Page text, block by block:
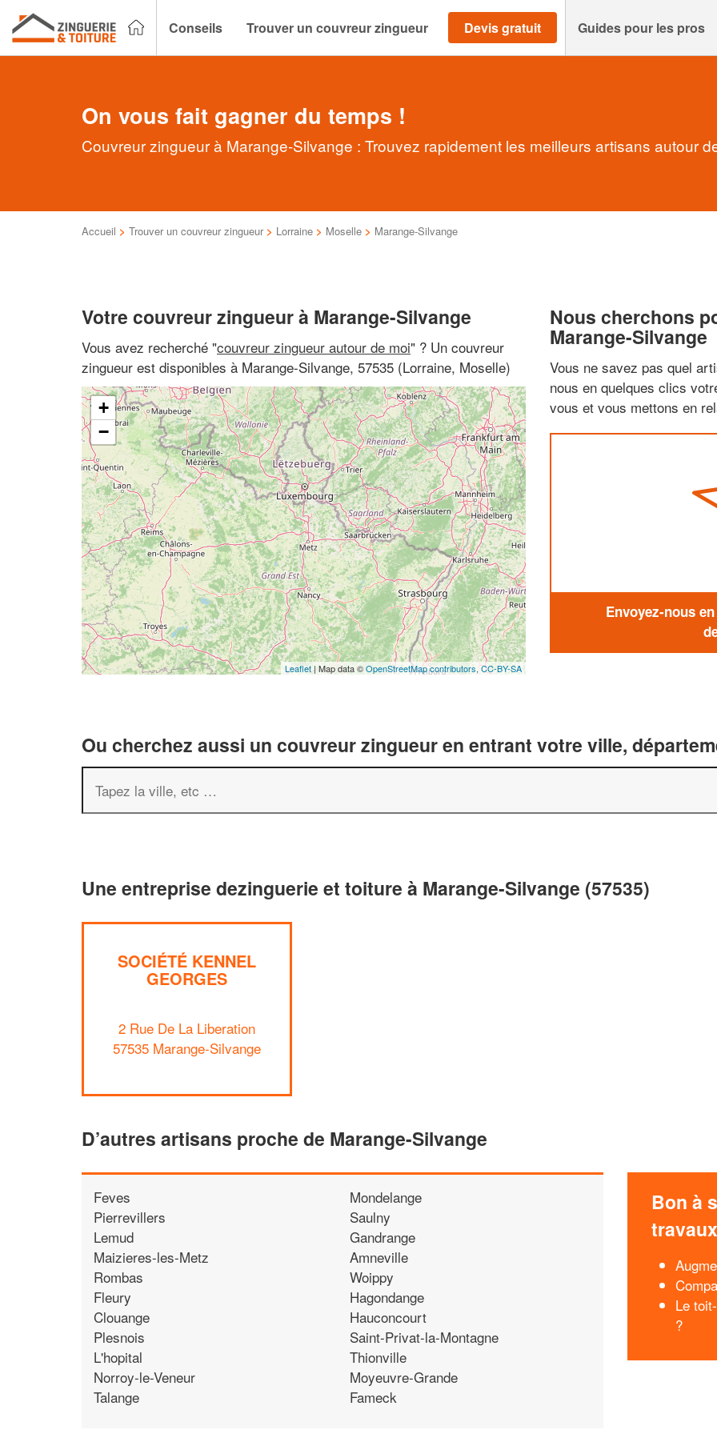
Conseils Trouver un couvreur zingueur Devis gratuit Guides pour les pros
On vous fait gagner du temps !
Couvreur zingueur à Marange-Silvange : Trouvez rapidement les meilleurs artisans autour
Accueil > Trouver un couvreur zingueur > Lorraine > Moselle > Marange-Silvange
Votre couvreur zingueur à Marange-Silvange
Vous avez recherché "couvreur zingueur autour de moi" ? Un couvreur
zingueur est disponibles à Marange-Silvange, 57535 (Lorraine, Moselle)
+
−
Leaflet | Map data ©OpenStreetMap contributors,CC-BY-SA
Nous cherchons
Marange-Silvange
Vous ne savez pas quel
nous en quelques clics
vous et vous mettons en
Envoyez-nous
Ou cherchez aussi un couvreur zingueur en entrant votre ville,
Une entreprise dezinguerie et toiture à Marange-Silvange (57535)
SOCIÉTÉ KENNEL
GEORGES
2 Rue De La Liberation
57535 Marange-Silvange
D’autres artisans proche de Marange-Silvange
Feves
Pierrevillers
Lemud
Maizieres-les-Metz
Rombas
Fleury
Clouange
Plesnois
L'hopital
Norroy-le-Veneur
Talange
Mondelange
Saulny
Gandrange
Amneville
Woippy
Hagondange
Hauconcourt
Saint-Privat-la-Montagne
Thionville
Moyeuvre-Grande
Fameck
Bon à
travaux
Le
?